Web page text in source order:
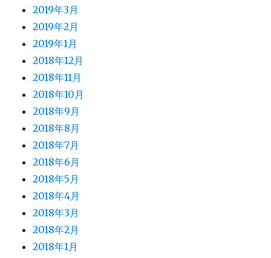
2019年3月
2019年2月
2019年1月
2018年12月
2018年11月
2018年10月
2018年9月
2018年8月
2018年7月
2018年6月
2018年5月
2018年4月
2018年3月
2018年2月
2018年1月